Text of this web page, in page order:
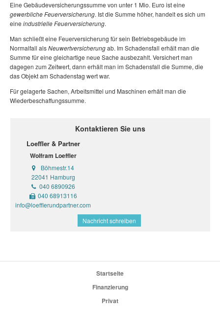
Eine Gebäudeversicherungssumme von unter 1 Mio. Euro ist eine
gewerbliche Feuerversicherung. Ist die Summe höher, handelt es sich um
eine industrielle Feuerversicherung.
Man schließt eine Feuerversicherung für sein Betriebsgebäude im
Normalfall alsNeuwertversicherungab. Im Schadensfall erhält man die
Summe für eine gleichartige neue Sache ausbezahlt. Versichert man
dagegen zum Zeitwert, dann erhält man im Schadensfall die Summe, die
das Objekt am Schadenstag wert war.
Für gelagerte Sachen, Arbeitsmittel und Maschinen erhält man die
Wiederbeschaffungssumme.
Kontaktieren Sie uns
Loeffler & Partner
Wolfram Loeffler
Böhmestr.14
22041 Hamburg
040 6890926
040 68913116
info@loefflerundpartner.com
Nachricht schreiben
Startseite
Finanzierung
Privat